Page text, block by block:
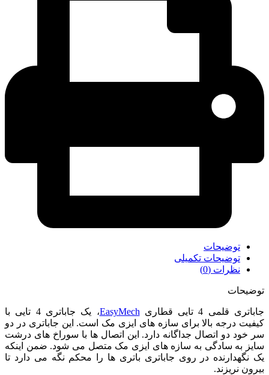
توضیحات
توضیحات تکمیلی
نظرات (0)
توضیحات
جاباتری قلمی 4 تایی قطاری EasyMech
، یک جاباتری 4 تایی با
کیفیت درجه بالا برای سازه های ایزی مک است. این جاباتری در دو
سر خود دو اتصال جداگانه دارد. این اتصال ها با سوراخ های درشت
سایز به سادگی به سازه های ایزی مک متصل می شود. ضمن اینکه
یک نگهدارنده در روی جاباتری باتری ها را محکم نگه می دارد تا
بیرون نریزند.